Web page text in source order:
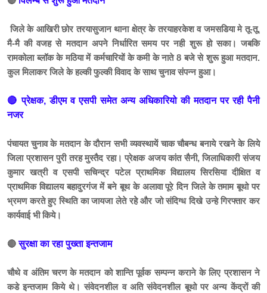
जिले के आखिरी छोर तरयासुजान थाना क्षेत्र के तरयाहरकेश व जमसडिया मे तू-तू,
मै-मै की वजह से मतदान अपने निर्धारित समय पर नही शुरू हो सका। जबकि
रामकोला ब्लॉक के मठिया में कर्मचारियों के कमी के नाते 8 बजे से शुरू हुआ मतदान.
कुल मिलाकर जिले के हल्की फुल्की विवाद के साथ चुनाव संपन्न हुआ।
🔴 प्रेक्षक, डीएम व एसपी समेत अन्य अधिकारियो की मतदान पर रही पैनी
नजर
पंचायत चुनाव के मतदान के दौरान सभी व्यवस्थायें चाक चौबन्ध बनाये रखने के लिये
जिला प्रशासन पुरी तरह मुस्तैद रहा। प्रेक्षक अजय कांत सैनी, जिलाधिकारी संजय
कुमार खत्री व एसपी सचिन्द्र पटेल प्राथमिक विद्यालय सिरसिया दीक्षित व
प्राथमिक विद्यालय बहादुरगंज में बने बूथ के अलावा पूरे दिन जिले के तमाम बूथो पर
भ्रमण करते हुए स्थिति का जायजा लेते रहेे और जो संदिग्ध दिखे उन्हे गिरफ्तार कर
कार्यवाई भी किये।
🔴सुरक्षा का रहा पुख्ता इन्तजाम
चौथे व अंतिम चरण के मतदान को शान्ति पूर्वक सम्पन्न कराने के लिए प्रशासन ने
कडे इन्तजाम किये थे। संवेदनशील व अति संवेदनशील बूथो पर अन्य केंद्रों की